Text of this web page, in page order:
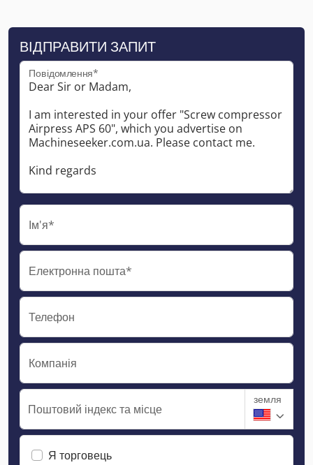
ВІДПРАВИТИ ЗАПИТ
Повідомлення*
Ім'я*
Електронна пошта*
Телефон
Компанія
Поштовий індекс та місце
земля
Я торговець